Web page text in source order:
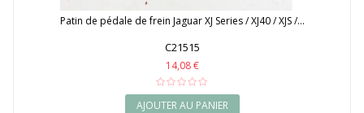
Patin de pédale de frein Jaguar XJ Series / XJ40 / XJS /...
C21515
14,08 €
AJOUTER AU PANIER